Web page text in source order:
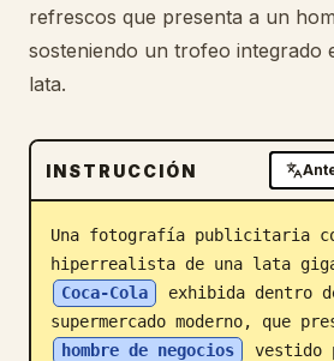
Precios
Blog
Actualizaciones
refrescos que presenta a un
sosteniendo un trofeo integrado
lata.
INSTRUCCIÓN
Una fotografía publicitaria
hiperrealista de una lata
Coca-Cola
exhibida dentro
hombre de negocios
vestido